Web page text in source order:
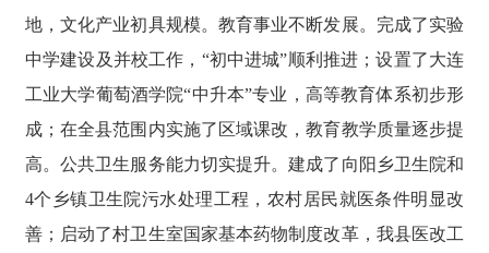
地，文化产业初具规模。教育事业不断发展。完成了实验
中学建设及并校工作，“初中进城”顺利推进；设置了大连
工业大学葡萄酒学院“中升本”专业，高等教育体系初步形
成；在全县范围内实施了区域课改，教育教学质量逐步提
高。公共卫生服务能力切实提升。建成了向阳乡卫生院和
4个乡镇卫生院污水处理工程，农村居民就医条件明显改
善；启动了村卫生室国家基本药物制度改革，我县医改工